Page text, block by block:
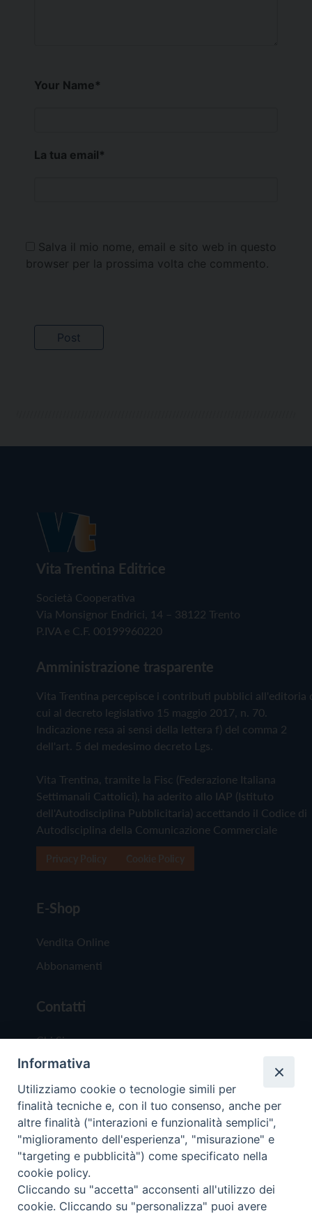
Your Name*
La tua email*
Salva il mio nome, email e sito web in questo
browser per la prossima volta che commento.
Vita Trentina Editrice
Società Cooperativa
Via Monsignor Endrici, 14 – 38122 Trento
P.IVA e C.F. 00199960220
Amministrazione trasparente
Vita Trentina percepisce i contributi pubblici all'editoria
cui al decreto legislativo 15 maggio 2017, n. 70.
Indicazione resa ai sensi della lettera f) del comma 2
dell'art. 5 del medesimo decreto Lgs.
Vita Trentina, tramite la Fisc (Federazione Italiana
Settimanali Cattolici), ha aderito allo IAP (Istituto
dell'Autodisciplina Pubblicitaria) accettando il Codice di
Autodisciplina della Comunicazione Commerciale
E-Shop
Vendita Online
Abbonamenti
Contatti
Chi Siamo
Redazione
Scrivici
Copyright © 2019 - Tutti i diritti riservati - Vita
Trentina Editrice
Informativa
Utilizziamo cookie o tecnologie simili per
finalità tecniche e, con il tuo consenso, anche per
altre finalità ("interazioni e funzionalità semplici",
"miglioramento dell'esperienza", "misurazione" e
"targeting e pubblicità") come specificato nella
cookie policy.
Cliccando su "accetta" acconsenti all'utilizzo dei
cookie. Cliccando su "personalizza" puoi avere